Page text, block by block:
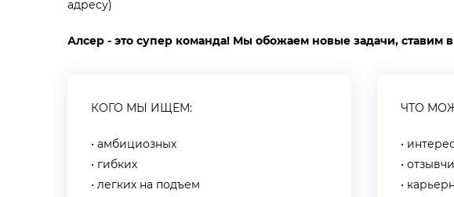
адресу)
Алсер - это супер команда! Мы обожаем новые задачи, ставим
КОГО МЫ ИЩЕМ:
амбициозных
гибких
легких на подъем
ЧТО
дизайн изделий с